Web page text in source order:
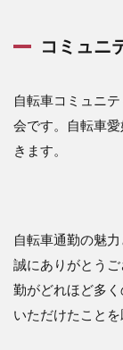
コミュニ
自転車コミュニ
会です。自転車
きます。
自転車通勤の魅
誠にありがとう
勤がどれほど多
いただけたことを